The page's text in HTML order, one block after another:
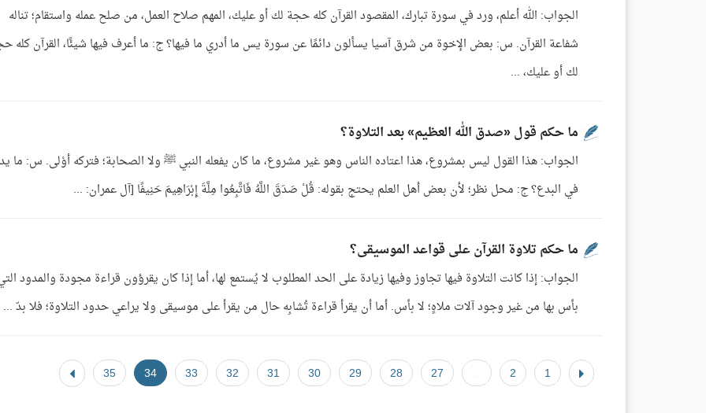
الجواب: الله أعلم، ورد في سورة تبارك، المقصود القرآن كله حجة لك أو عليك، المهم صلاح العمل، من صلح عمله واستقام؛ تناله
شفاعة القرآن. س: بعض الإخوة من شرق آسيا يسألون دائمًا عن سورة يس ما أدري ما فيها؟ ج: ما أعرف فيها شيئًا، القرآن كله
لك أو عليك، ...
ما حكم قول «صدق الله العظيم» بعد التلاوة؟
الجواب: هذا القول ليس بمشروع، هذا اعتاده الناس وهو غير مشروع، ما كان يفعله النبي ﷺ ولا الصحابة؛ فتركه أوْلى. س: ما
في البدع؟ ج: محل نظر؛ لأن بعض أهل العلم يحتج بقوله: قُلْ صَدَقَ اللَّهُ فَاتَّبِعُوا مِلَّةَ إِبْرَاهِيمَ حَنِيفًا [آل عمران: ...
ما حكم تلاوة القرآن على قواعد الموسيقى؟
الجواب: إذا كانت التلاوة فيها تجاوز وفيها زيادة على الحد المطلوب لا يُستمع لها، أما إذا كان يقرؤون قراءة مجودة والمدود
بأس بها من غير وجود آلات ملاهٍ؛ لا بأس. أما أن يقرأ قراءة تُشابِه حال من يقرأ على موسيقى ولا يراعي حدود التلاوة؛ فلا بدّ ...
1
2
27
28
29
30
31
32
33
34
35